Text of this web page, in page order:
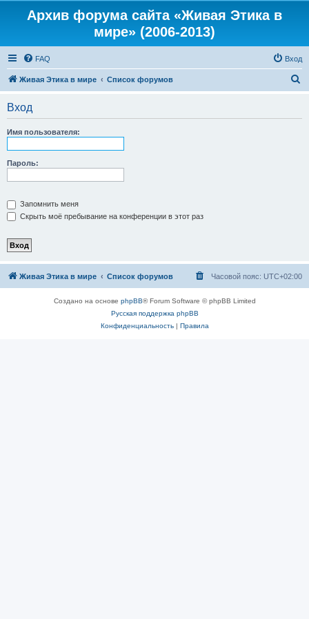
Архив форума сайта «Живая Этика в
мире» (2006-2013)
FAQ Вход
Живая Этика в мире Список форумов
Вход
Имя пользователя:
Пароль:
Запомнить меня
Скрыть моё пребывание на конференции в этот раз
Живая Этика в мире Список форумов Часовой пояс: UTC+02:00
Создано на основе phpBB® Forum Software © phpBB Limited
Русская поддержка phpBB
Конфиденциальность| Правила